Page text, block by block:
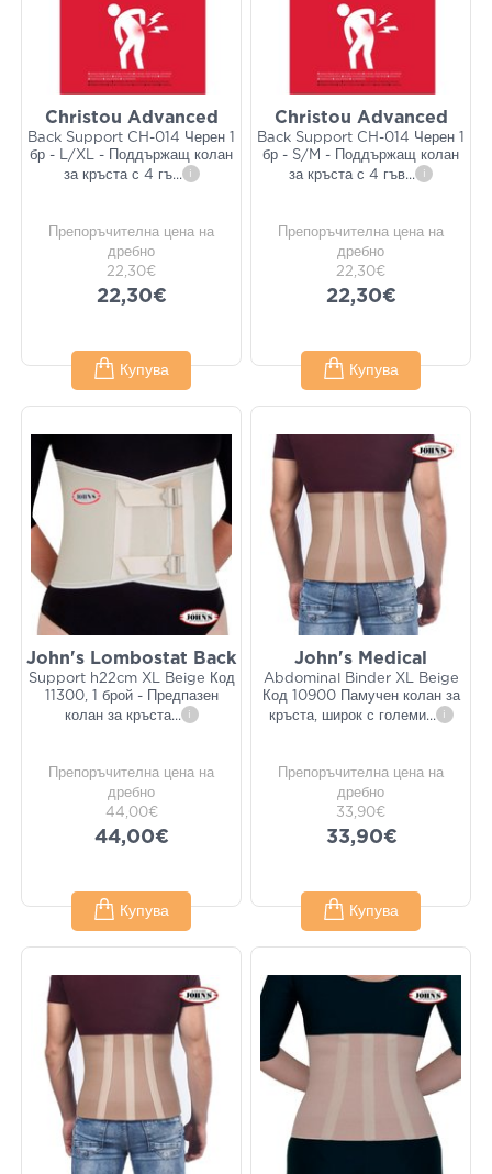
Christou Advanced
Back Support CH-014 Черен 1
бр - L/XL - Поддържащ колан
за кръста с 4 гъ... i
Препоръчителна цена на
дребно
22,30€
22,30€
Купува
Christou Advanced
Back Support CH-014 Черен 1
бр - S/M - Поддържащ колан
за кръста с 4 гъв... i
Препоръчителна цена на
дребно
22,30€
22,30€
Купува
John's Lombostat Back
Support h22cm XL Beige Код
11300, 1 брой - Предпазен
колан за кръста... i
Препоръчителна цена на
дребно
44,00€
44,00€
Купува
John's Medical
Abdominal Binder XL Beige
Код 10900 Памучен колан за
кръста, широк с големи... i
Препоръчителна цена на
дребно
33,90€
33,90€
Купува